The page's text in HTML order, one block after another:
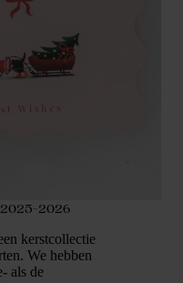
2026
kerstcollectie
We hebben
als de